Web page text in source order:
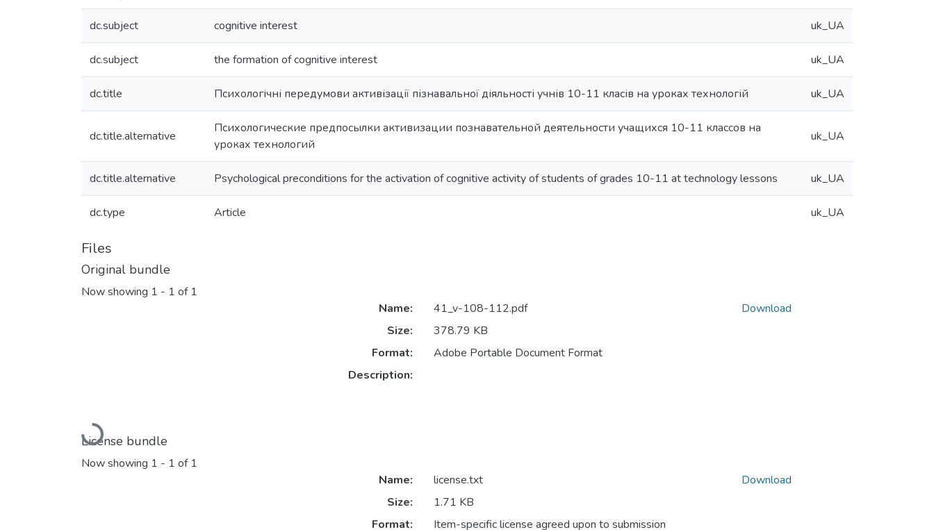
dc.subject cognitive interest uk_UA
dc.subject the formation of cognitive interest uk_UA
dc.title Психологічні передумови активізації пізнавальної діяльності учнів 10-11 класів на уроках технологій uk_UA
dc.title.alternative
Психологические предпосылки активизации познавательной деятельности учащихся 10-11 классов на
уроках технологий
uk_UA
dc.title.alternative Psychological preconditions for the activation of cognitive activity of students of grades 10-11 at technology lessons uk_UA
dc.type Article uk_UA
Files
Original bundle
Now showing 1 - 1 of 1
Loading...
Name:
41_v-108-112.pdf
Size:
378.79 KB
Format:
Adobe Portable Document Format
Description:
Download
License bundle
Now showing 1 - 1 of 1
Name:
license.txt
Size:
1.71 KB
Format:
Item-specific license agreed upon to submission
Download